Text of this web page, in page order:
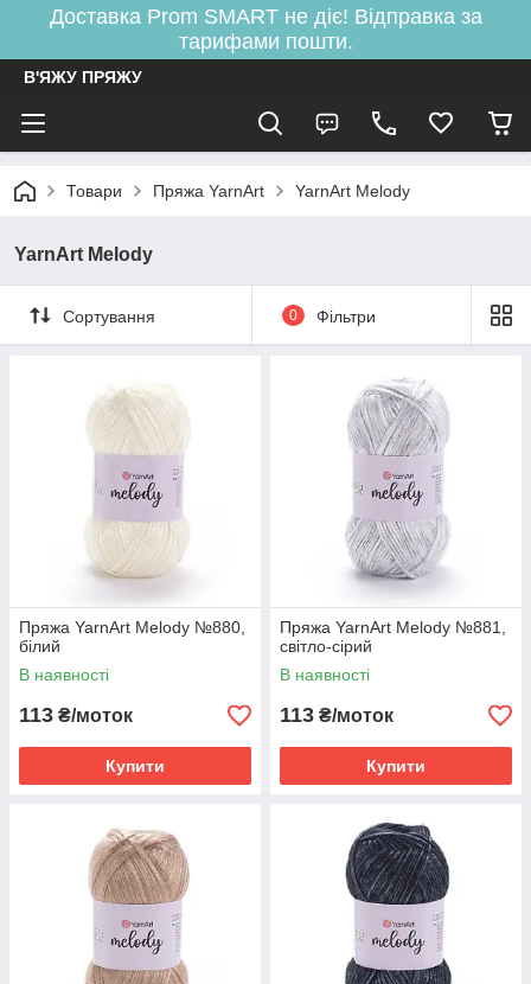
Доставка Prom SMART не діє! Відправка за
тарифами пошти.
В'ЯЖУ ПРЯЖУ
Товари Пряжа YarnArt YarnArt Melody
YarnArt Melody
Сортування 0 Фільтри
Пряжа YarnArt Melody №880,
білий
В наявності
113 ₴/моток
Купити
Пряжа YarnArt Melody №881,
світло-сірий
В наявності
113 ₴/моток
Купити